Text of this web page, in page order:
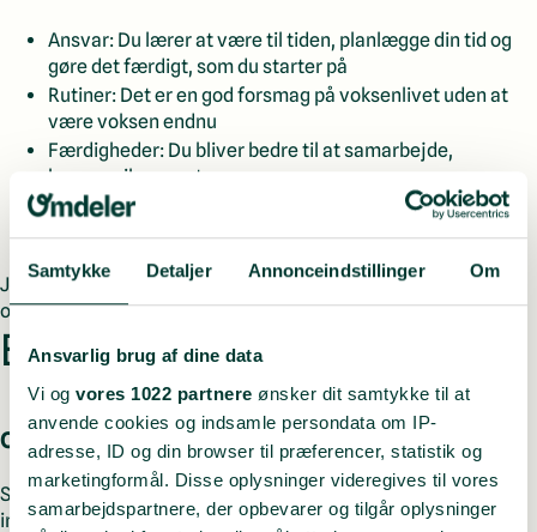
Samtykke Detaljer Annonceindstillinger Om
Ansvarlig brug af dine data
Vi og vores 1022 partnere ønsker dit samtykke til at
anvende cookies og indsamle persondata om IP-
adresse, ID og din browser til præferencer, statistik og
marketingformål. Disse oplysninger videregives til vores
samarbejdspartnere, der opbevarer og tilgår oplysninger
Ansvar: Du lærer at være til tiden, planlægge din tid og
gøre det færdigt, som du starter på
Rutiner: Det er en god forsmag på voksenlivet uden at
være voksen endnu
Færdigheder: Du bliver bedre til at samarbejde,
kommunikere og tage ansvar
Selvtillid: Det er ret sejt at kunne sige “jeg har et job” –
Jobbet bliver på den måde både noget, du tjener penge på nu,
og noget du kan bruge senere i skole, karriere og hverdag.
Et skridt på vejen
Omdelerjobbet – en måde at komme i gang på
Som omdeler får du et job, der er fleksibelt og til at planlægge
ind i dit liv. Det passer med skole, sport, venner og alt det